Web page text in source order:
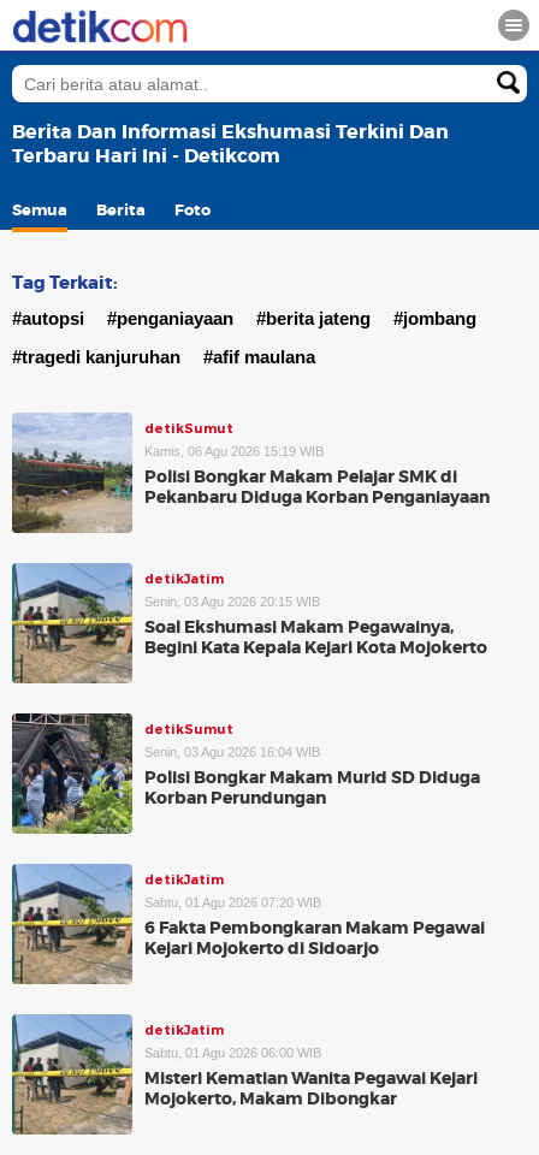
Berita Dan Informasi Ekshumasi Terkini Dan
Terbaru Hari Ini - Detikcom
Semua Berita Foto
Tag Terkait:
#autopsi #penganiayaan #berita jateng
#jombang
#tragedi kanjuruhan
#afif maulana
detikSumut
Kamis, 06 Agu 2026 15:19 WIB
Polisi Bongkar Makam Pelajar SMK di
Pekanbaru Diduga Korban Penganiayaan
detikJatim
Senin, 03 Agu 2026 20:15 WIB
Soal Ekshumasi Makam Pegawainya,
Begini Kata Kepala Kejari Kota Mojokerto
detikSumut
Senin, 03 Agu 2026 16:04 WIB
Polisi Bongkar Makam Murid SD Diduga
Korban Perundungan
detikJatim
Sabtu, 01 Agu 2026 07:20 WIB
6 Fakta Pembongkaran Makam Pegawai
Kejari Mojokerto di Sidoarjo
detikJatim
Sabtu, 01 Agu 2026 06:00 WIB
Misteri Kematian Wanita Pegawai Kejari
Mojokerto, Makam Dibongkar